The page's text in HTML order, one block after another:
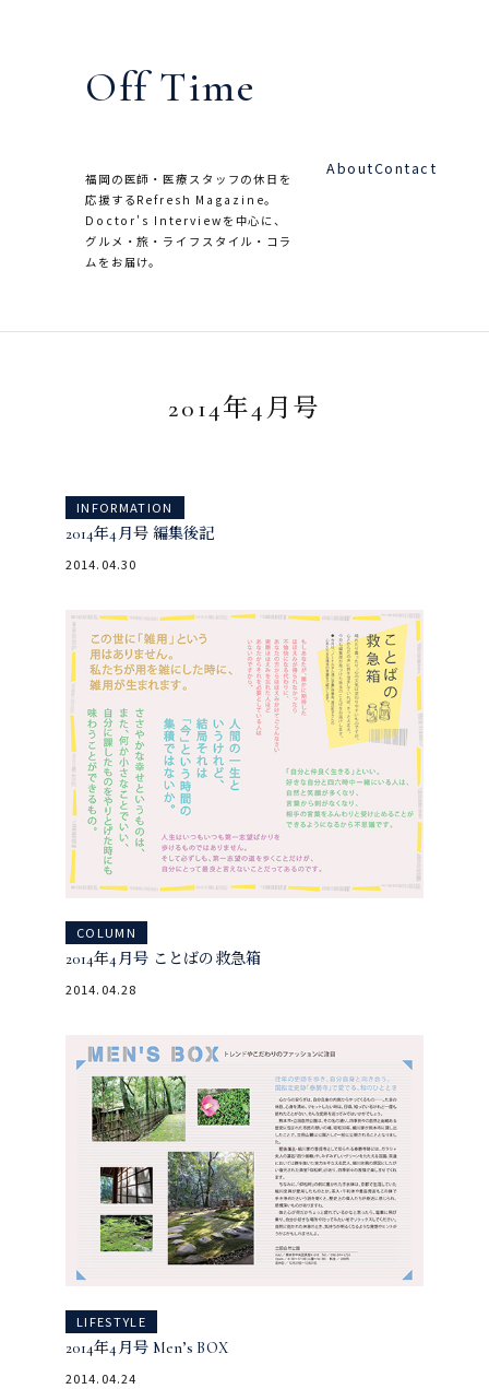
Off Time
福岡の医師・医療スタッフの休日を
応援するRefresh Magazine。
Doctor's Interviewを中心に、
グルメ・旅・ライフスタイル・コラ
ムをお届け。
AboutContact
2014年4月号
INFORMATION
INFORMATION
2014年4月号 編集後記
2014.04.30
COLUMN
2014年4月号 ことばの救急箱
2014.04.28
LIFESTYLE
2014年4月号 Men’s BOX
2014.04.24